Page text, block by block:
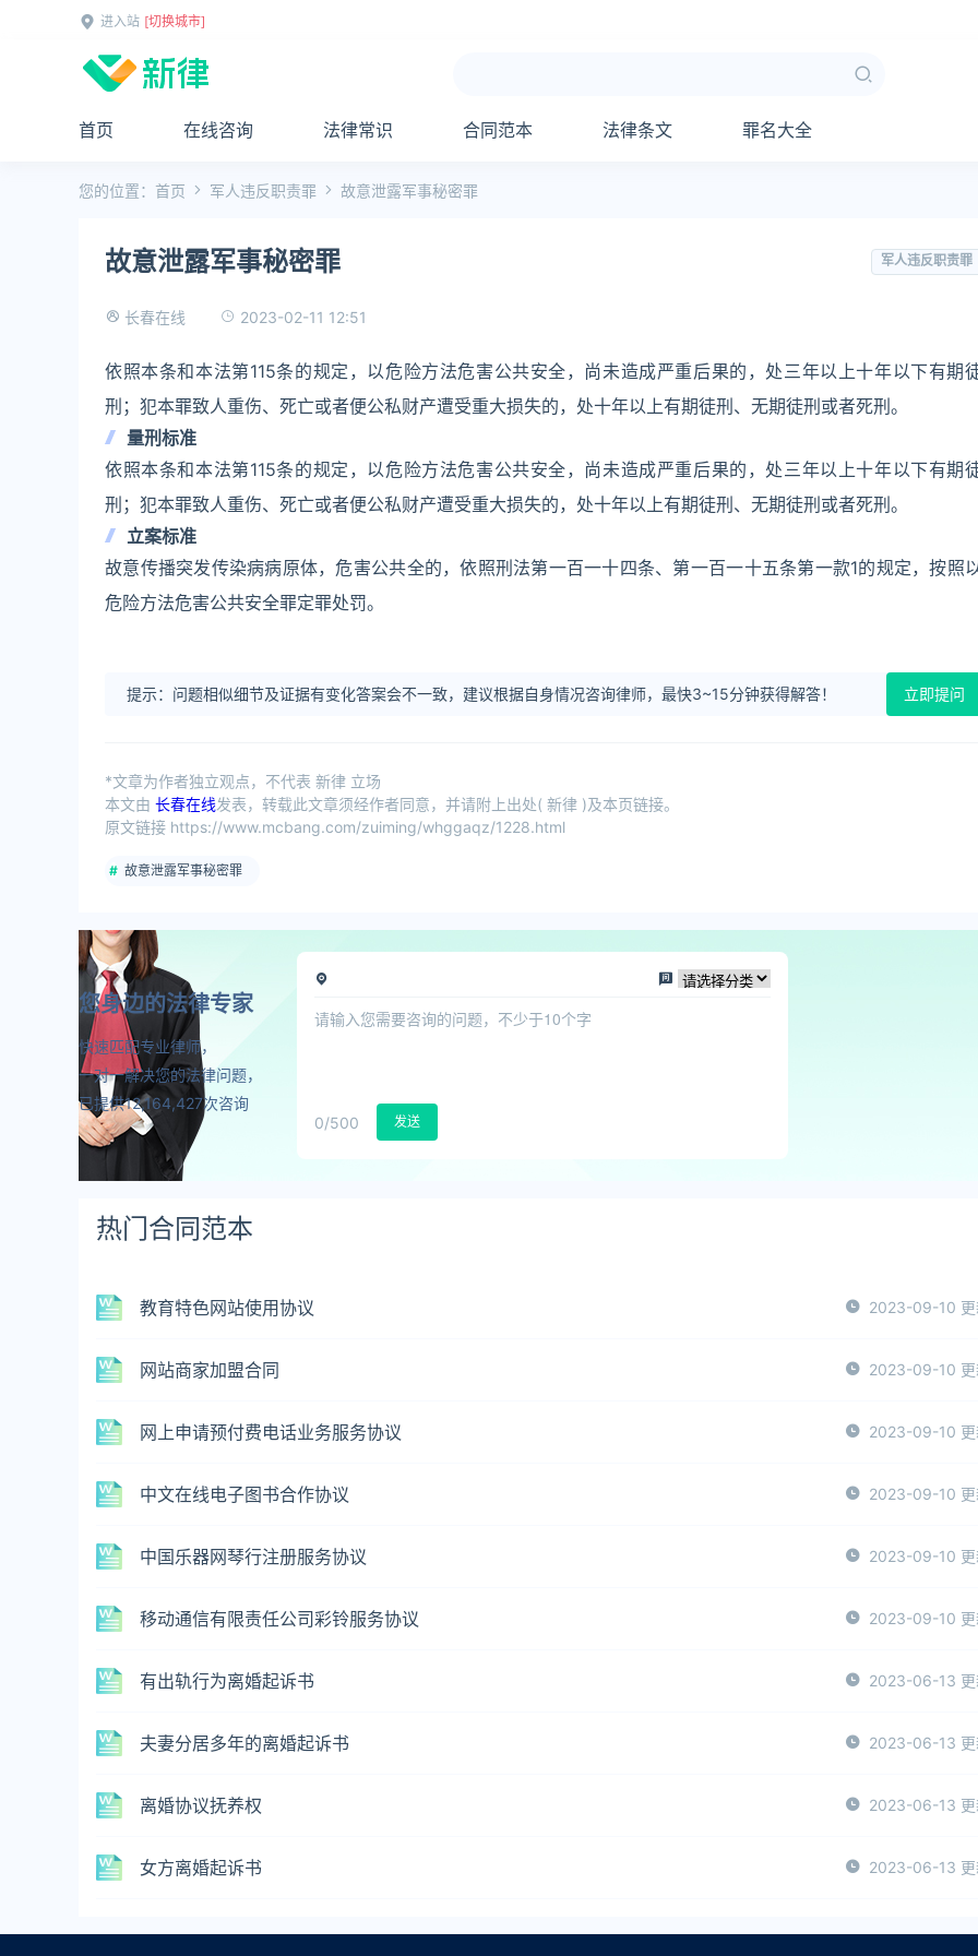
进入站 [切换城市]
首页 在线咨询 法律常识 合同范本 法律条文 罪名大全
您的位置： 首页 军人违反职责罪 故意泄露军事秘密罪
故意泄露军事秘密罪 军人违反职责罪
长春在线 2023-02-11 12:51
依照本条和本法第115条的规定，以危险方法危害公共安全，尚未造成严重后果的，处三年以上十年以下有期
刑；犯本罪致人重伤、死亡或者便公私财产遭受重大损失的，处十年以上有期徒刑、无期徒刑或者死刑。
量刑标准
依照本条和本法第115条的规定，以危险方法危害公共安全，尚未造成严重后果的，处三年以上十年以下有期
刑；犯本罪致人重伤、死亡或者便公私财产遭受重大损失的，处十年以上有期徒刑、无期徒刑或者死刑。
立案标准
故意传播突发传染病病原体，危害公共全的，依照刑法第一百一十四条、第一百一十五条第一款1的规定，按照
危险方法危害公共安全罪定罪处罚。
提示：问题相似细节及证据有变化答案会不一致，建议根据自身情况咨询律师，最快3~15分钟获得解答！ 立即提问
*文章为作者独立观点，不代表 新律 立场
本文由 长春在线发表，转载此文章须经作者同意，并请附上出处( 新律 )及本页链接。
原文链接 https://www.mcbang.com/zuiming/whggaqz/1228.html
故意泄露军事秘密罪
您身边的法律专家
快速匹配专业律师，
一对一解决您的法律问题，
已提供12,164,427次咨询
0/500 发送
热门合同范本
教育特色网站使用协议 2023-09-10 更
网站商家加盟合同 2023-09-10 更
网上申请预付费电话业务服务协议 2023-09-10 更
中文在线电子图书合作协议 2023-09-10 更
中国乐器网琴行注册服务协议 2023-09-10 更
移动通信有限责任公司彩铃服务协议 2023-09-10 更
有出轨行为离婚起诉书 2023-06-13 更
夫妻分居多年的离婚起诉书 2023-06-13 更
离婚协议抚养权 2023-06-13 更
女方离婚起诉书 2023-06-13 更